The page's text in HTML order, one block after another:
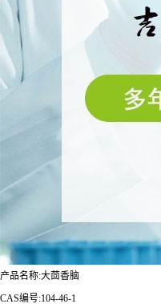
产品名称:大茴香脑
CAS编号:104-46-1